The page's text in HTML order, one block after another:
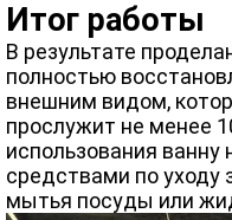
Итог работы
В результате
полностью
внешним видом,
прослужит не менее
использования
средствами по уходу
мытья посуды или